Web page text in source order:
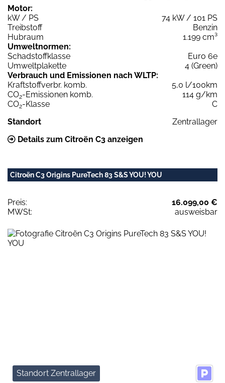
Motor:
kW / PS
74 kW / 101 PS
Treibstoff
Benzin
Hubraum
1.199 cm³
Umweltnormen:
Schadstoffklasse
Euro 6e
Umweltplakette
4 (Green)
Verbrauch und Emissionen nach WLTP:
Kraftstoffverbr. komb.
5,0 l/100km
CO2-Emissionen komb.
114 g/km
CO2-Klasse
C
Standort
Zentrallager
Details zum Citroën C3 anzeigen
Citroën C3 Origins PureTech 83 S&S YOU! YOU
Preis:
16.099,00 €
MWSt:
ausweisbar
Standort Zentrallager